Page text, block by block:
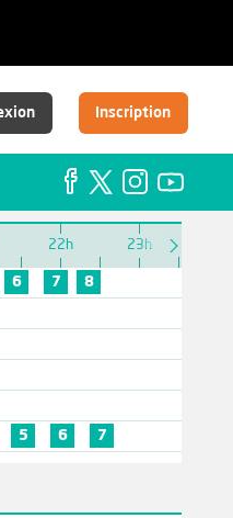
Inscription
22h 23h
6 7
8
5 6 7